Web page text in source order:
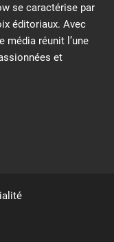
se caractérise par
éditoriaux. Avec
réunit l’une
et